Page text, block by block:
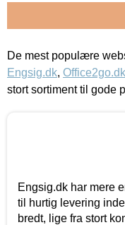
De mest populære
Engsig.dk, Office2go.dk
stort sortiment til gode
Engsig.dk har mere
til hurtig levering
bredt, lige fra stort